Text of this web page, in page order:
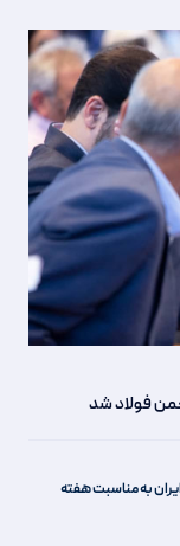
فولاد شد
به مناسبت هفته